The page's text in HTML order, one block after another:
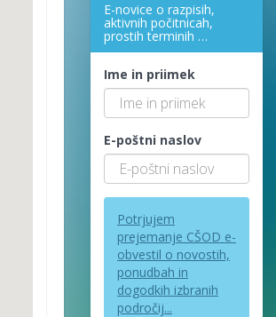
E-novice o razpisih,
aktivnih počitnicah,
prostih terminih …
Ime in priimek
E-poštni naslov
Potrjujem
prejemanje CŠOD e-
obvestil o novostih,
ponudbah in
dogodkih izbranih
področij...